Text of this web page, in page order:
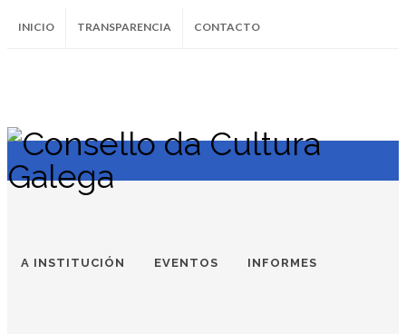
INICIO TRANSPARENCIA CONTACTO
InstagramFacebookTwitter Soundcloud
Youtube
A INSTITUCIÓN EVENTOS INFORMES